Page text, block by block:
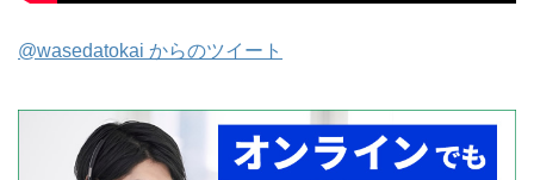
@wasedatokai からのツイート